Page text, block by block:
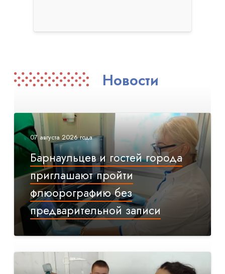
Новости
07 августа 2026 года
Барнаульцев и гостей города
приглашают пройти
флюорографию без
предварительной записи